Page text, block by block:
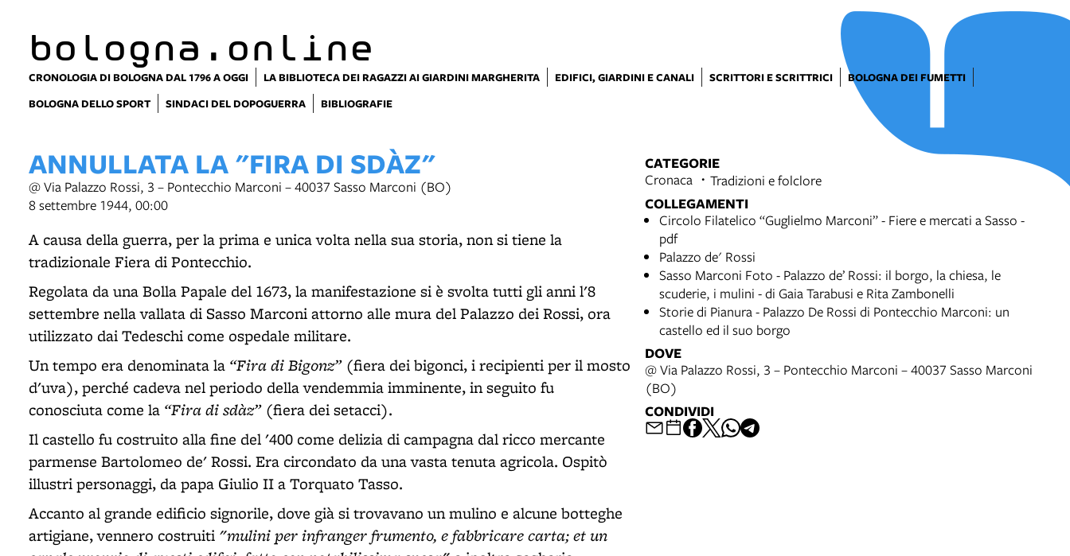
bologna.online
CRONOLOGIA DI BOLOGNA DAL 1796 A OGGI LA BIBLIOTECA DEI RAGAZZI AI GIARDINI MARGHERITA EDIFICI, GIARDINI E CANALI SCRITTORI E SCRITTRICI
BOLOGNA DEI FUMETTI
BOLOGNA DELLO SPORT
SINDACI DEL DOPOGUERRA BIBLIOGRAFIE
ANNULLATA LA "FIRA DI SDÀZ"
@ Via Palazzo Rossi, 3 – Pontecchio Marconi – 40037 Sasso Marconi (BO)
8 settembre 1944, 00:00
A causa della guerra, per la prima e unica volta nella sua storia, non si tiene la
tradizionale Fiera di Pontecchio.
Regolata da una Bolla Papale del 1673, la manifestazione si è svolta tutti gli anni l'8
settembre nella vallata di Sasso Marconi attorno alle mura del Palazzo dei Rossi, ora
utilizzato dai Tedeschi come ospedale militare.
Un tempo era denominata la “Fira di Bigonz”(fiera dei bigonci, i recipienti per il mosto
d'uva), perché cadeva nel periodo della vendemmia imminente, in seguito fu
conosciuta come la “Fira di sdàz”(fiera dei setacci).
Il castello fu costruito alla fine del '400 come delizia di campagna dal ricco mercante
parmense Bartolomeo de' Rossi. Era circondato da una vasta tenuta agricola. Ospitò
illustri personaggi, da papa Giulio II a Torquato Tasso.
Accanto al grande edificio signorile, dove già si trovavano un mulino e alcune botteghe
artigiane, vennero costruiti "mulini per infranger frumento, e fabbricare carta; et un
CATEGORIE
Cronaca
Tradizioni e folclore
COLLEGAMENTI
Circolo Filatelico “Guglielmo Marconi” - Fiere e mercati a Sasso -
pdf
Palazzo de' Rossi
Sasso Marconi Foto - Palazzo de’ Rossi: il borgo, la chiesa, le
scuderie, i mulini - di Gaia Tarabusi e Rita Zambonelli
Storie di Pianura - Palazzo De Rossi di Pontecchio Marconi: un
castello ed il suo borgo
DOVE
@ Via Palazzo Rossi, 3 – Pontecchio Marconi – 40037 Sasso Marconi
(BO)
CONDIVIDI